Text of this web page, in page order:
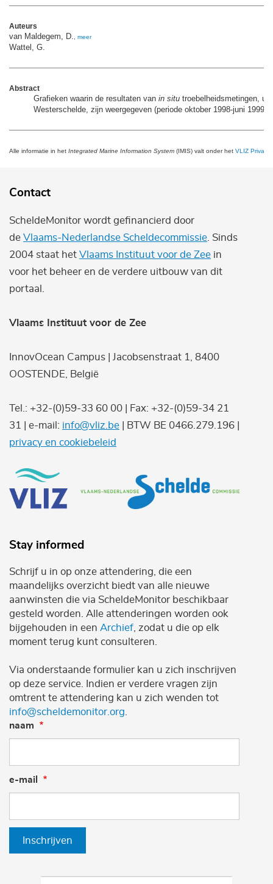
Auteurs
van Maldegem, D. meer
Wattel, G.
Abstract
Grafieken waarin de resultaten van in situ troebelheidsmetingen,
Westerschelde, zijn weergegeven (periode oktober 1998-juni 1999)
Alle informatie in het Integrated Marine Information System (IMIS) valt onder het VLIZ Privacy
Contact
ScheldeMonitor wordt gefinancierd door
de Vlaams-Nederlandse Scheldecommissie . Sinds
2004 staat het Vlaams Instituut voor de Zee in
voor het beheer en de verdere uitbouw van dit
portaal.
Vlaams Instituut voor de Zee
InnovOcean Campus | Jacobsenstraat 1, 8400
OOSTENDE, België
Tel.: +32-(0)59-33 60 00 | Fax: +32-(0)59-34 21
31 | e-mail: info@vliz.be | BTW BE 0466.279.196 |
privacy en cookiebeleid
Stay informed
Schrijf u in op onze attendering, die een
maandelijks overzicht biedt van alle nieuwe
aanwinsten die via ScheldeMonitor beschikbaar
gesteld worden. Alle attenderingen worden ook
bijgehouden in een Archief , zodat u die op elk
moment terug kunt consulteren.
Via onderstaande formulier kan u zich inschrijven
op deze service. Indien er verdere vragen zijn
omtrent te attendering kan u zich wenden tot
info@scheldemonitor.org
naam
e-mail
Inschrijven